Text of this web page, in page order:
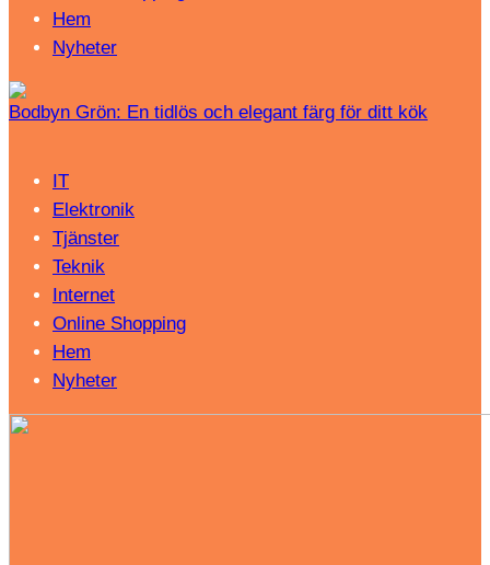
Hem
Nyheter
Bodbyn Grön: En tidlös och elegant färg för ditt kök
IT
Elektronik
Tjänster
Teknik
Internet
Online Shopping
Hem
Nyheter